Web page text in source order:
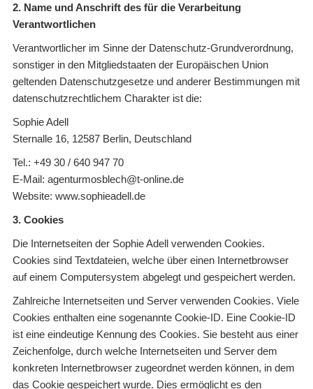
2. Name und Anschrift des für die Verarbeitung
Verantwortlichen
Verantwortlicher im Sinne der Datenschutz-Grundverordnung,
sonstiger in den Mitgliedstaaten der Europäischen Union
geltenden Datenschutzgesetze und anderer Bestimmungen mit
datenschutzrechtlichem Charakter ist die:
Sophie Adell
Sternalle 16, 12587 Berlin, Deutschland
Tel.: +49 30 / 640 947 70
E-Mail: agenturmosblech@t-online.de
Website: www.sophieadell.de
3. Cookies
Die Internetseiten der Sophie Adell verwenden Cookies.
Cookies sind Textdateien, welche über einen Internetbrowser
auf einem Computersystem abgelegt und gespeichert werden.
Zahlreiche Internetseiten und Server verwenden Cookies. Viele
Cookies enthalten eine sogenannte Cookie-ID. Eine Cookie-ID
ist eine eindeutige Kennung des Cookies. Sie besteht aus einer
Zeichenfolge, durch welche Internetseiten und Server dem
konkreten Internetbrowser zugeordnet werden können, in dem
das Cookie gespeichert wurde. Dies ermöglicht es den